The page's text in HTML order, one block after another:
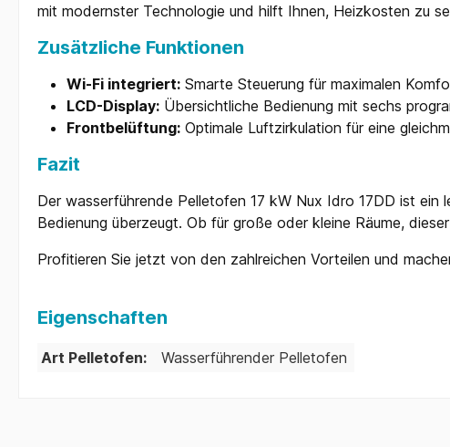
mit modernster Technologie und hilft Ihnen, Heizkosten zu
Zusätzliche Funktionen
Wi-Fi integriert: Smarte Steuerung für maximalen
LCD-Display: Übersichtliche Bedienung mit sechs
Frontbelüftung: Optimale Luftzirkulation für eine
Fazit
Der wasserführende Pelletofen 17 kW Nux Idro 17DD ist
Bedienung überzeugt. Ob für große oder kleine Räume,
Profitieren Sie jetzt von den zahlreichen Vorteilen und
Eigenschaften
Art Pelletofen: Wasserführender Pelletofen